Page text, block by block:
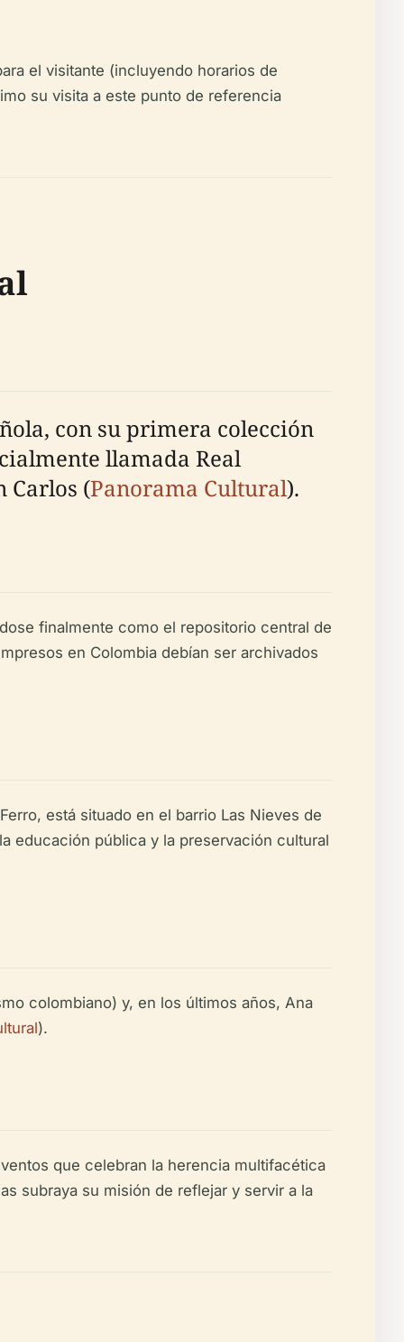
el visitante (incluyendo horarios de
su visita a este punto de referencia
con su primera colección
llamada Real
Carlos (Panorama Cultural).
finalmente como el repositorio central de
en Colombia debían ser archivados
está situado en el barrio Las Nieves de
educación pública y la preservación cultural
colombiano) y, en los últimos años, Ana
).
que celebran la herencia multifacética
subraya su misión de reflejar y servir a la